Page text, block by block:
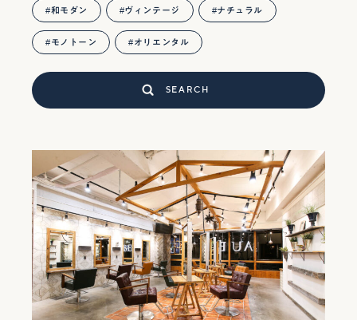
和モダン ヴィンテージ ナチュラル
モノトーン オリエンタル
SEARCH